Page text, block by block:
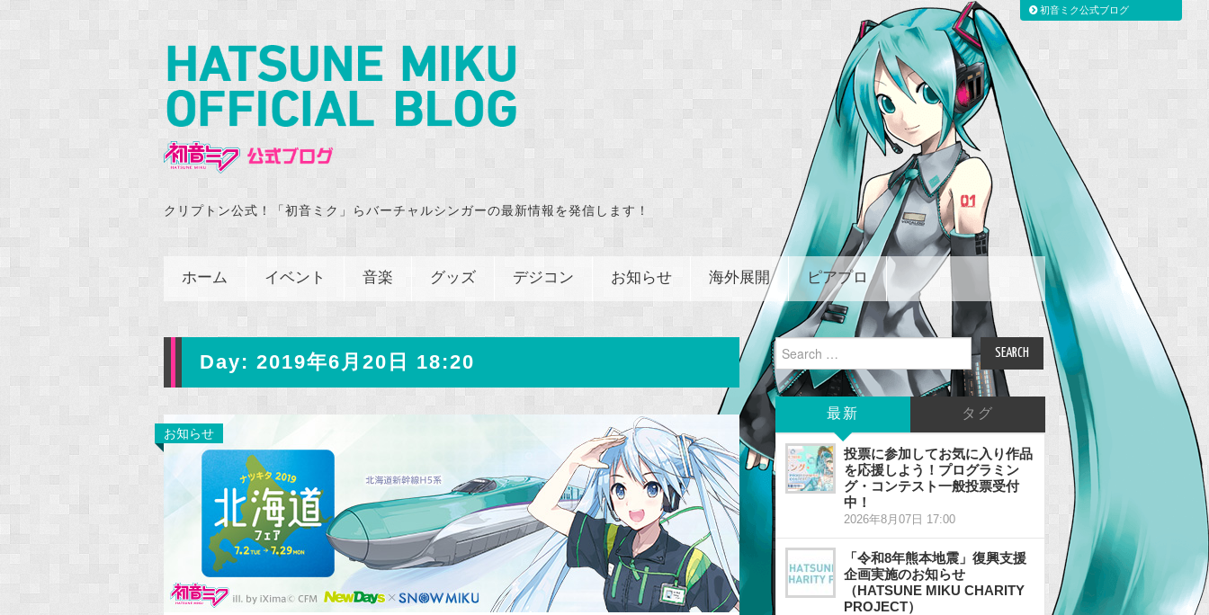
クリプトン公式！「初音ミク」らバーチャルシンガーの最新情報を発信します！
ホーム イベント 音楽 グッズ デジコン お知らせ 海外展開 ピアプロ
Day: 2019年6月20日 18:20
お知らせ
Search
for:
最新 タグ
投票に参加してお気に入り作品
を応援しよう！プログラミン
グ・コンテスト一般投票受付
中！
2026年8月07日 17:00
「令和8年熊本地震」復興支援
企画実施のお知らせ
（HATSUNE MIKU CHARITY
PROJECT）
初音ミク公式ブログ